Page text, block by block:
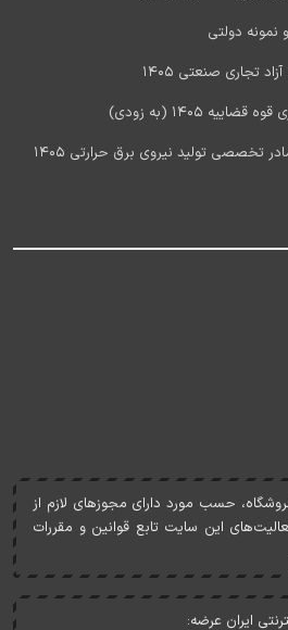
نمونه دولتی
تجاری صنعتی 1405
1405 (به زودی)
آخرین اخبار استخدام شرکت مادر تخصصی تولید نیروی برق حرارتی 1405
حسب مورد دارای مجوزهای لازم از
اين سايت تابع قوانين و مقررات
ایران عرضه: